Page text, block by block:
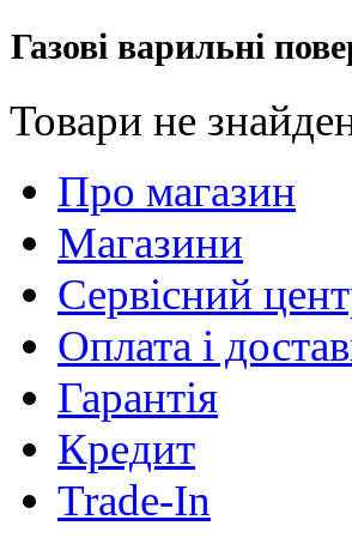
Газові варильні
Товари не
Про магазин
Магазини
Сервісний
Оплата і
Гарантія
Кредит
Trade-In